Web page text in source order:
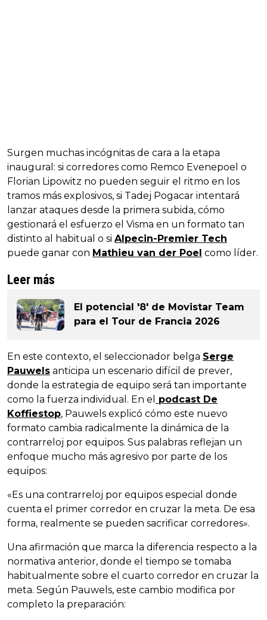
Surgen muchas incógnitas de cara a la etapa
inaugural: si corredores como Remco Evenepoel o
Florian Lipowitz no pueden seguir el ritmo en los
tramos más explosivos, si Tadej Pogacar intentará
lanzar ataques desde la primera subida, cómo
gestionará el esfuerzo el Visma en un formato tan
distinto al habitual o si Alpecin-Premier Tech
puede ganar con Mathieu van der Poel como líder.
Leer más
El potencial '8' de Movistar Team
para el Tour de Francia 2026
En este contexto, el seleccionador belga Serge
Pauwels anticipa un escenario difícil de prever,
donde la estrategia de equipo será tan importante
como la fuerza individual. En el
podcast De
Koffiestop, Pauwels explicó cómo este nuevo
formato cambia radicalmente la dinámica de la
contrarreloj por equipos. Sus palabras reflejan un
enfoque mucho más agresivo por parte de los
equipos:
«Es una contrarreloj por equipos especial donde
cuenta el primer corredor en cruzar la meta. De esa
forma, realmente se pueden sacrificar corredores».
Una afirmación que marca la diferencia respecto a la
normativa anterior, donde el tiempo se tomaba
habitualmente sobre el cuarto corredor en cruzar la
meta. Según Pauwels, este cambio modifica por
completo la preparación: